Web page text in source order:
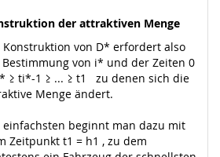
der attraktiven Menge
Konstruktion von D* erfordert also
von i* und der Zeiten 0
≥ ti*-1 ≥ ... ≥ t1 zu denen sich die
Menge ändert.
einfachsten beginnt man dazu mit
Zeitpunkt t1 = h1 , zu dem